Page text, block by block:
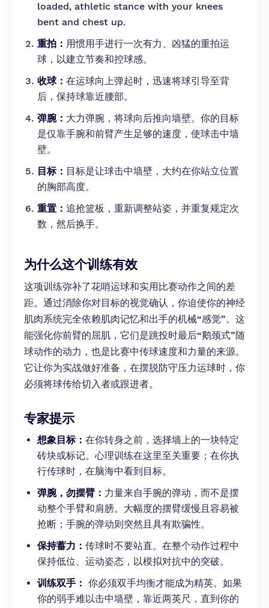
loaded, athletic stance with your knees
bent and chest up.
重拍： 用惯用手进行一次有力、凶猛的重拍运
球，以建立节奏和控球感。
收球： 在运球向上弹起时，迅速将球引导至背
后，保持球靠近腰部。
弹腕： 大力弹腕，将球向后推向墙壁。你的目标
是仅靠手腕和前臂产生足够的速度，使球击中墙
壁。
目标： 目标是让球击中墙壁，大约在你站立位置
的胸部高度。
重置： 追抢篮板，重新调整站姿，并重复规定次
数，然后换手。
为什么这个训练有效
这项训练弥补了花哨运球和实用比赛动作之间的差
距。通过消除你对目标的视觉确认，你迫使你的神经
肌肉系统完全依赖肌肉记忆和出手的机械“感觉”。这
能强化你前臂的屈肌，它们是跳投时最后“鹅颈式”随
球动作的动力，也是比赛中传球速度和力量的来源。
它让你为实战做好准备，在摆脱防守压力运球时，你
必须将球传给切入者或跟进者。
专家提示
想象目标： 在你转身之前，选择墙上的一块特定
砖块或标记。心理训练在这里至关重要；在你执
行传球时，在脑海中看到目标。
弹腕，勿摆臂： 力量来自手腕的弹动，而不是摆
动整个手臂和肩膀。大幅度的摆臂缓慢且容易被
抢断；手腕的弹动则突然且具有欺骗性。
保持蓄力： 传球时不要站直。在整个动作过程中
保持低位、运动姿态，以模拟对抗中的突破。
训练双手： 你必须双手均衡才能成为精英。如果
你的弱手难以击中墙壁，靠近两英尺，直到你的